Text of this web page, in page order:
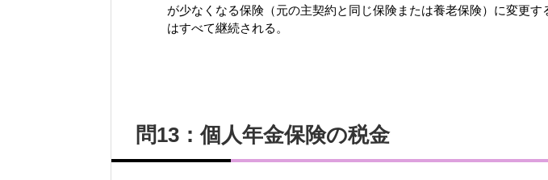
が少なくなる保険（元の主契約と同じ保険または養老保険）に変更す
はすべて継続される。
問13：個人年金保険の税金